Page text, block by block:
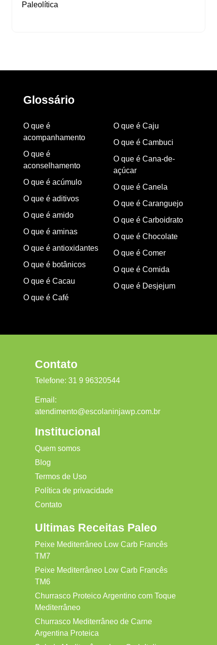
Paleolítica
Glossário
O que é
acompanhamento
O que é
aconselhamento
O que é acúmulo
O que é aditivos
O que é amido
O que é aminas
O que é antioxidantes
O que é botânicos
O que é Cacau
O que é Café
O que é Caju
O que é Cambuci
O que é Cana-de-
açúcar
O que é Canela
O que é Caranguejo
O que é Carboidrato
O que é Chocolate
O que é Comer
O que é Comida
O que é Desjejum
Contato
Telefone: 31 9 96320544
Email:
atendimento@escolaninjawp.com.br
Institucional
Quem somos
Blog
Termos de Uso
Política de privacidade
Contato
Ultimas Receitas Paleo
Peixe Mediterrâneo Low Carb Francês
TM7
Peixe Mediterrâneo Low Carb Francês
TM6
Churrasco Proteico Argentino com Toque
Mediterrâneo
Churrasco Mediterrâneo de Carne
Argentina Proteica